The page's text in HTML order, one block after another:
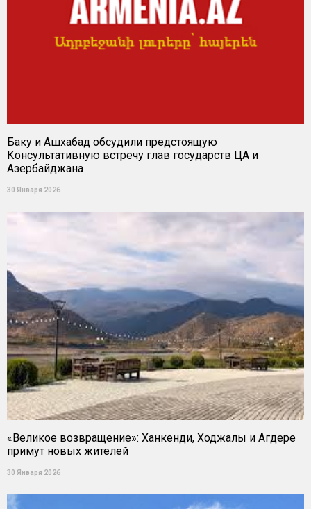
Баку и Ашхабад обсудили предстоящую
Консультативную встречу глав государств ЦА и
Азербайджана
30 Января 2026
«Великое возвращение»: Ханкенди, Ходжалы и Агдере
примут новых жителей
30 Января 2026